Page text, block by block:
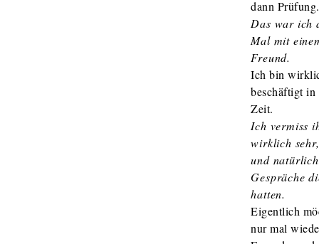
dann Prüfung.
Das war ich
Mal mit
Freund.
Ich bin
beschäftigt in
Zeit.
Ich vermiss
wirklich sehr,
und
Gespräche
hatten.
Eigentlich
nur mal